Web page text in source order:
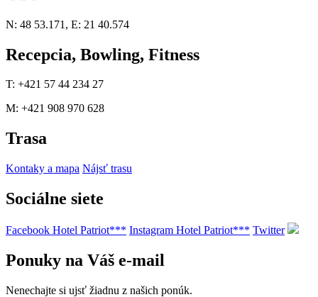
N: 48 53.171, E: 21 40.574
Recepcia, Bowling, Fitness
T: +421 57 44 234 27
M: +421 908 970 628
Trasa
Kontaky a mapa Nájsť trasu
Sociálne siete
Facebook Hotel Patriot*** Instagram Hotel Patriot*** Twitter
Ponuky na Váš e-mail
Nenechajte si ujsť žiadnu z našich ponúk.